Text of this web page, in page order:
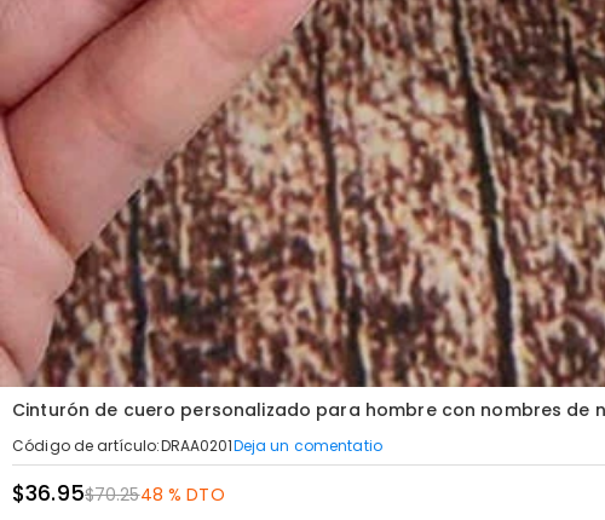
Cinturón de cuero personalizado para hombre con nombres
Código de artículo:DRAA0201Deja un comentatio
$36.95$70.2548 % DTO